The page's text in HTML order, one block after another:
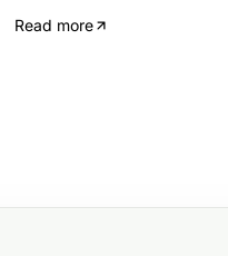
Read more